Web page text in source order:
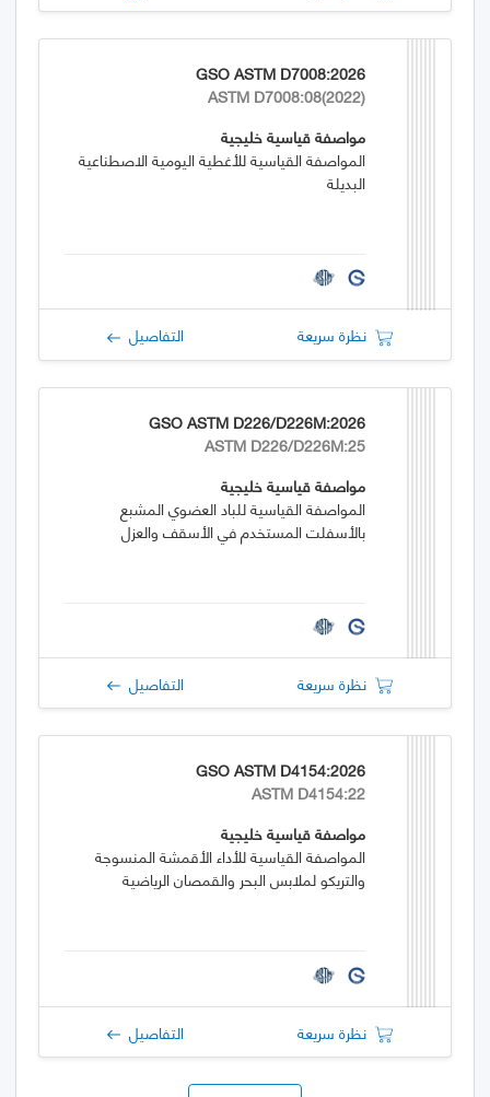
GSO ASTM D7008:2026
ASTM D7008:08(2022)
مواصفة قياسية خليجية
المواصفة القياسية للأغطية اليومية الاصطناعية
البديلة
نظرة سريعة التفاصيل
GSO ASTM D226/D226M:2026
ASTM D226/D226M:25
مواصفة قياسية خليجية
المواصفة القياسية للباد العضوي المشبع
بالأسفلت المستخدم في الأسقف والعزل
نظرة سريعة التفاصيل
GSO ASTM D4154:2026
ASTM D4154:22
مواصفة قياسية خليجية
المواصفة القياسية للأداء الأقمشة المنسوجة
والتريكو لملابس البحر والقمصان الرياضية
نظرة سريعة التفاصيل